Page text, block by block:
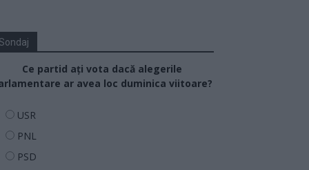
Ce partid ați vota dacă alegerile
ar avea loc duminica viitoare?
USR
PNL
PSD